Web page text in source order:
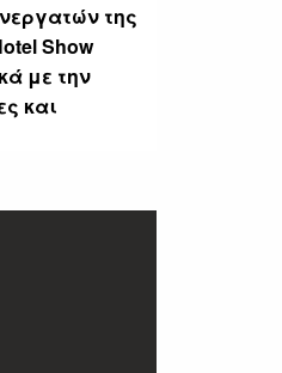
της
Show
με την
και